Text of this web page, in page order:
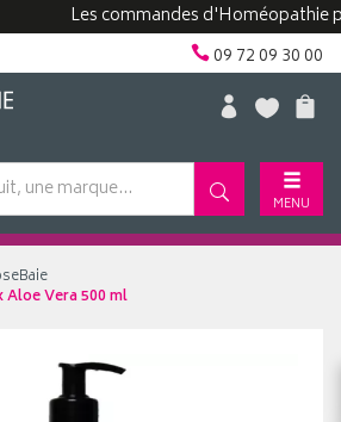
Les commandes d'Homéopathie
09 72 09 30 00
MENU
Aloe Vera 500 ml